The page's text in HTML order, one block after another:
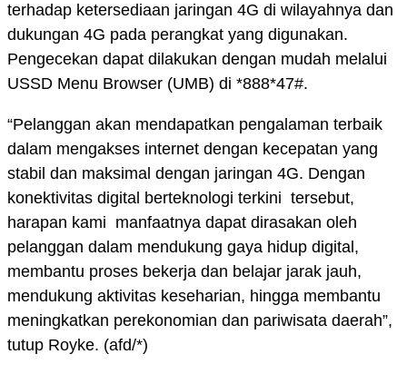
terhadap ketersediaan jaringan 4G di wilayahnya dan
dukungan 4G pada perangkat yang digunakan.
Pengecekan dapat dilakukan dengan mudah melalui
USSD Menu Browser (UMB) di *888*47#.
“Pelanggan akan mendapatkan pengalaman terbaik
dalam mengakses internet dengan kecepatan yang
stabil dan maksimal dengan jaringan 4G. Dengan
konektivitas digital berteknologi terkini tersebut,
harapan kami manfaatnya dapat dirasakan oleh
pelanggan dalam mendukung gaya hidup digital,
membantu proses bekerja dan belajar jarak jauh,
mendukung aktivitas keseharian, hingga membantu
meningkatkan perekonomian dan pariwisata daerah”,
tutup Royke. (afd/*)